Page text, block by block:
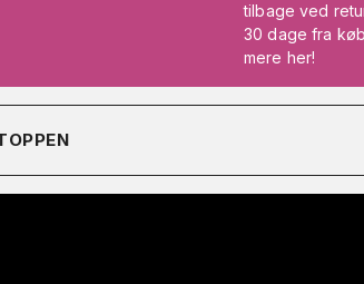
tilbage ved
30 dage fra
mere her!